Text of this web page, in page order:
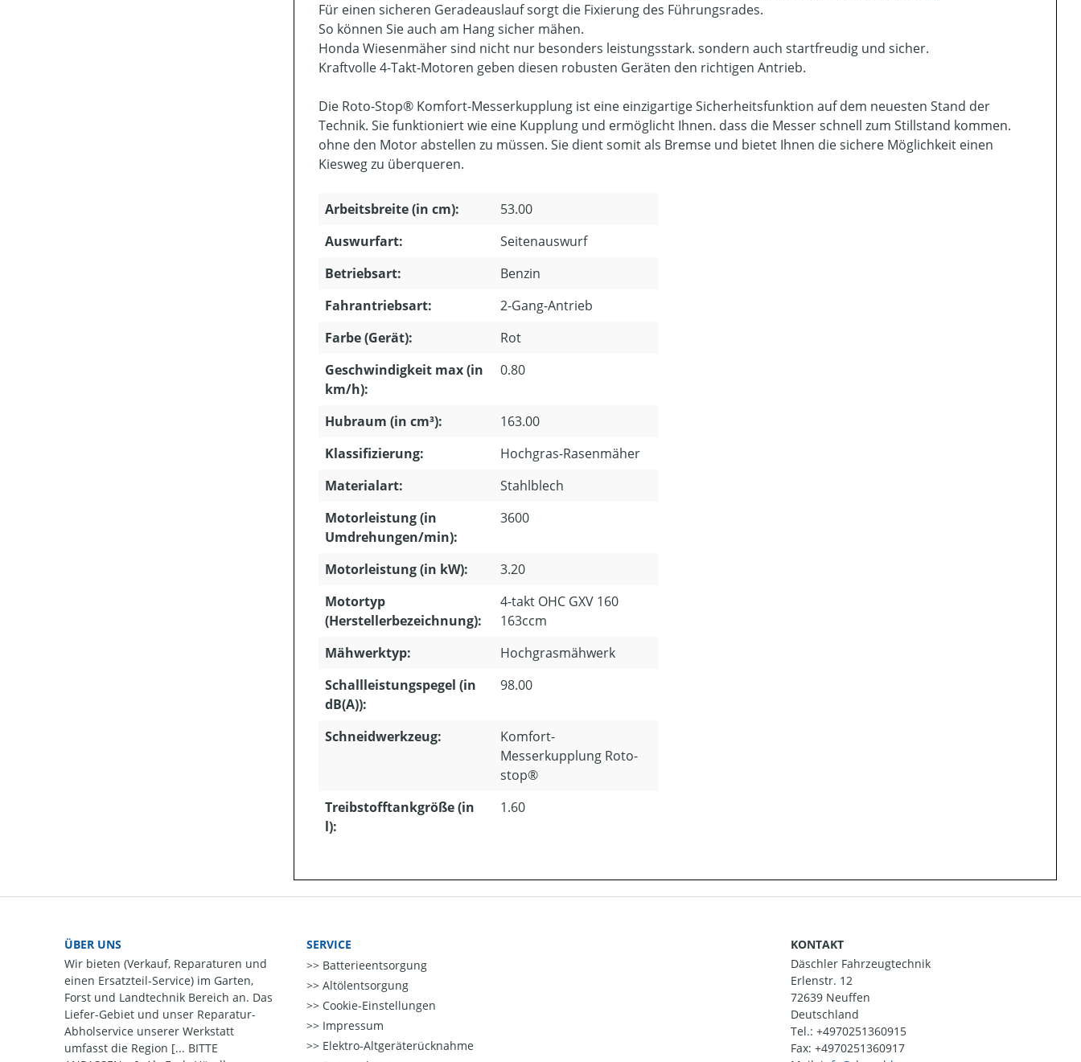
Für einen sicheren Geradeauslauf sorgt die Fixierung des Führungsrades.
So können Sie auch am Hang sicher mähen.
Honda Wiesenmäher sind nicht nur besonders leistungsstark. sondern auch startfreudig und sicher.
Kraftvolle 4-Takt-Motoren geben diesen robusten Geräten den richtigen Antrieb.
Die Roto-Stop® Komfort-Messerkupplung ist eine einzigartige Sicherheitsfunktion auf dem neuesten Stand der
Technik. Sie funktioniert wie eine Kupplung und ermöglicht Ihnen. dass die Messer schnell zum Stillstand kommen.
ohne den Motor abstellen zu müssen. Sie dient somit als Bremse und bietet Ihnen die sichere Möglichkeit einen
Kiesweg zu überqueren.
Arbeitsbreite (in cm):
53.00
Auswurfart:
Seitenauswurf
Betriebsart:
Benzin
Fahrantriebsart:
2-Gang-Antrieb
Farbe (Gerät):
Rot
Geschwindigkeit max (in
km/h):
0.80
Hubraum (in cm³):
163.00
Klassifizierung:
Hochgras-Rasenmäher
Materialart:
Stahlblech
Motorleistung (in
Umdrehungen/min):
3600
Motorleistung (in kW):
3.20
Motortyp
(Herstellerbezeichnung):
4-takt OHC GXV 160
163ccm
Mähwerktyp:
Hochgrasmähwerk
Schallleistungspegel (in
dB(A)):
98.00
Schneidwerkzeug:
Komfort-
Messerkupplung Roto-
stop®
Treibstofftankgröße (in
l):
1.60
ÜBER UNS
Wir bieten (Verkauf, Reparaturen und
einen Ersatzteil-Service) im Garten,
Forst und Landtechnik Bereich an. Das
Liefer-Gebiet und unser Reparatur-
Abholservice unserer Werkstatt
umfasst die Region [... BITTE
SERVICE
Batterieentsorgung
Altölentsorgung
Cookie-Einstellungen
Impressum
Elektro-Altgeräterücknahme
KONTAKT
Däschler Fahrzeugtechnik
Erlenstr. 12
72639 Neuffen
Deutschland
Tel.: +4970251360915
Fax: +4970251360917